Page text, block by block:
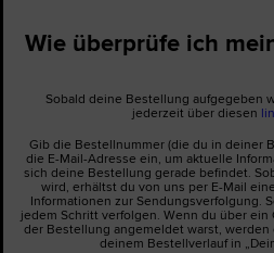
Wie überprüfe ich
Sobald deine Bestellung aufgegeben
jederzeit über diesen
Gib die Bestellnummer (die du in deiner
die E-Mail-Adresse ein, um aktuelle
sich deine Bestellung gerade befindet.
wird, erhältst du von uns per E-Mail
Informationen zur Sendungsverfolgung.
jedem Schritt verfolgen. Wenn du über
der Bestellung angemeldet warst,
deinem Bestellverlauf in